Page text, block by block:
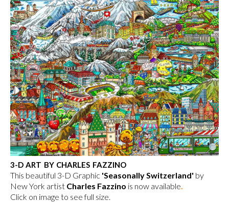
3-D ART BY CHARLES FAZZINO
This beautiful 3-D Graphic 'Seasonally Switzerland' by
New York artist Charles Fazzino is now available
Click on image to see full size.